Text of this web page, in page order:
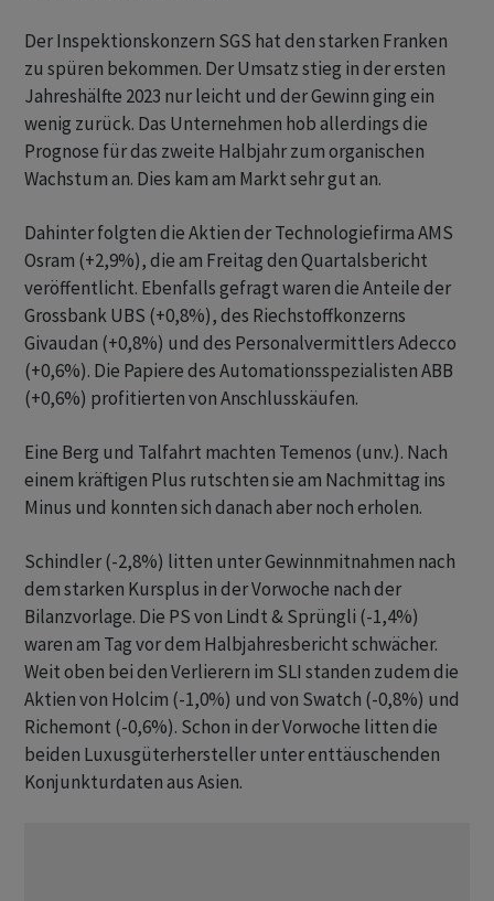
Der Inspektionskonzern SGS hat den starken Franken
zu spüren bekommen. Der Umsatz stieg in der ersten
Jahreshälfte 2023 nur leicht und der Gewinn ging ein
wenig zurück. Das Unternehmen hob allerdings die
Prognose für das zweite Halbjahr zum organischen
Wachstum an. Dies kam am Markt sehr gut an.
Dahinter folgten die Aktien der Technologiefirma AMS
Osram (+2,9%), die am Freitag den Quartalsbericht
veröffentlicht. Ebenfalls gefragt waren die Anteile der
Grossbank UBS (+0,8%), des Riechstoffkonzerns
Givaudan (+0,8%) und des Personalvermittlers Adecco
(+0,6%). Die Papiere des Automationsspezialisten ABB
(+0,6%) profitierten von Anschlusskäufen.
Eine Berg und Talfahrt machten Temenos (unv.). Nach
einem kräftigen Plus rutschten sie am Nachmittag ins
Minus und konnten sich danach aber noch erholen.
Schindler (-2,8%) litten unter Gewinnmitnahmen nach
dem starken Kursplus in der Vorwoche nach der
Bilanzvorlage. Die PS von Lindt & Sprüngli (-1,4%)
waren am Tag vor dem Halbjahresbericht schwächer.
Weit oben bei den Verlierern im SLI standen zudem die
Aktien von Holcim (-1,0%) und von Swatch (-0,8%) und
Richemont (-0,6%). Schon in der Vorwoche litten die
beiden Luxusgüterhersteller unter enttäuschenden
Konjunkturdaten aus Asien.